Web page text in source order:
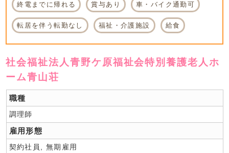
終電までに帰れる 賞与あり 車・バイク通勤可
転居を伴う転勤なし 福祉・介護施設 給食
社会福祉法人青野ケ原福祉会特別養護老人ホ
ーム青山荘
職種
調理師
雇用形態
契約社員, 無期雇用